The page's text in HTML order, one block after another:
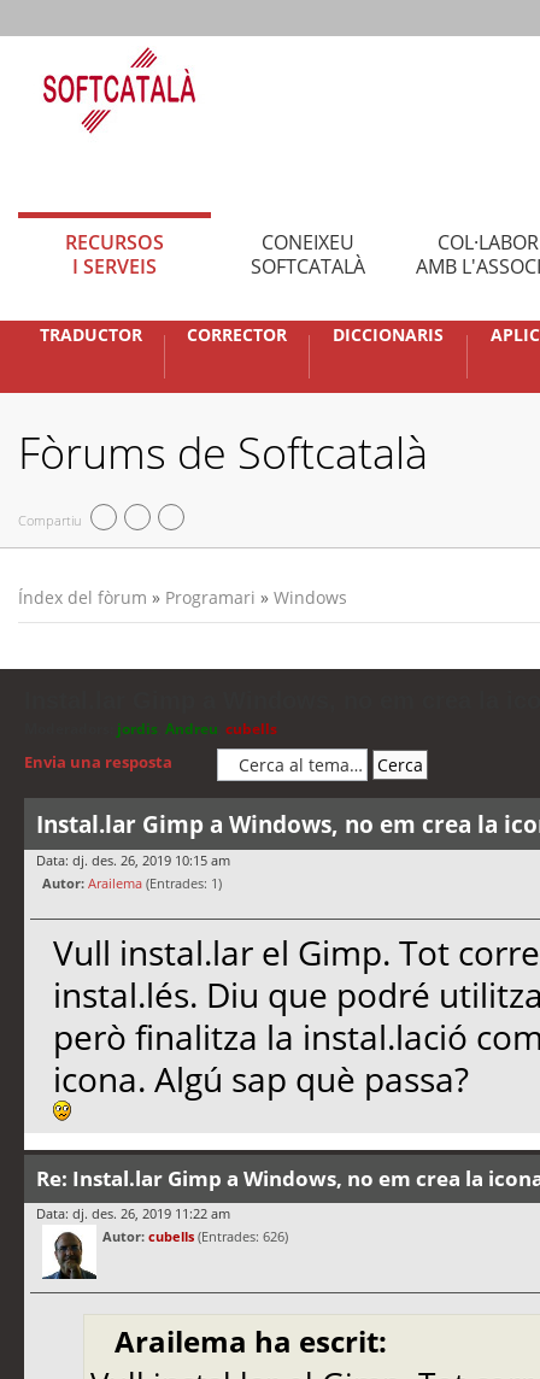
RECURSOS
I SERVEIS
CONEIXEU
SOFTCATALÀ
AMB
TRADUCTOR CORRECTOR DICCIONARIS
Fòrums de Softcatalà
Compartiu
Índex del fòrum » Programari » Windows
jordis Andreu cubells
Envia una resposta
Instal.lar Gimp a Windows, no em crea la
Data: dj. des. 26, 2019 10:15 am
Autor: Arailema (Entrades: 1)
Vull instal.lar el Gimp. Tot
instal.lés. Diu que podré
però finalitza la instal.lació
icona. Algú sap què passa?
Re: Instal.lar Gimp a Windows, no em crea la
Data: dj. des. 26, 2019 11:22 am
Autor: cubells (Entrades: 626)
Arailema ha escrit: